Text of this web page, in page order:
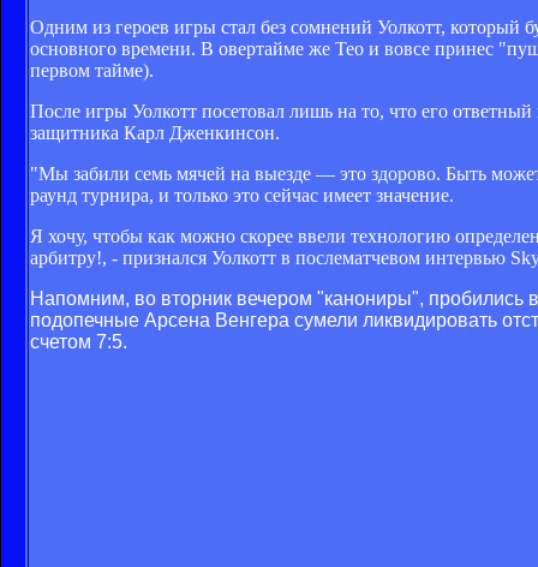
Одним из героев игры стал без сомнений Уолкотт, который
основного времени. В овертайме же Тео и вовсе принес
первом тайме).
После игры Уолкотт посетовал лишь на то, что его
защитника Карл Дженкинсон.
"Мы забили семь мячей на выезде — это здорово. Быть
раунд турнира, и только это сейчас имеет значение.
Я хочу, чтобы как можно скорее ввели технологию
арбитру!, - признался Уолкотт в послематчевом интервью
Напомним, во вторник вечером "канониры",
подопечные Арсена Венгера сумели ликвидировать
счетом 7:5.